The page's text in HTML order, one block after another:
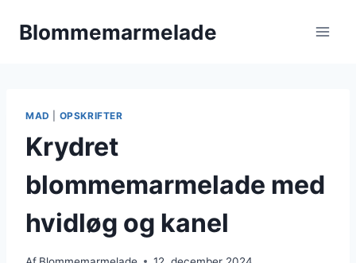
Blommemarmelade
MAD OPSKRIFTER
Krydret
blommemarmelade med
hvidløg og kanel